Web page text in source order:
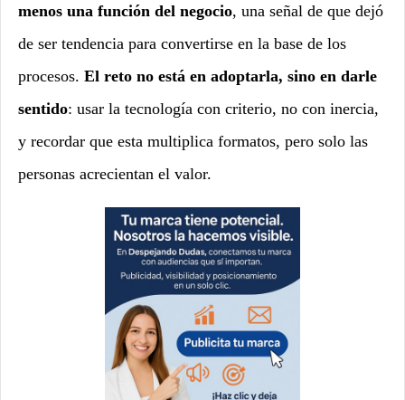
menos una función del negocio, una señal de que dejó
de ser tendencia para convertirse en la base de los
procesos. El reto no está en adoptarla, sino en darle
sentido: usar la tecnología con criterio, no con inercia,
y recordar que esta multiplica formatos, pero solo las
personas acrecientan el valor.